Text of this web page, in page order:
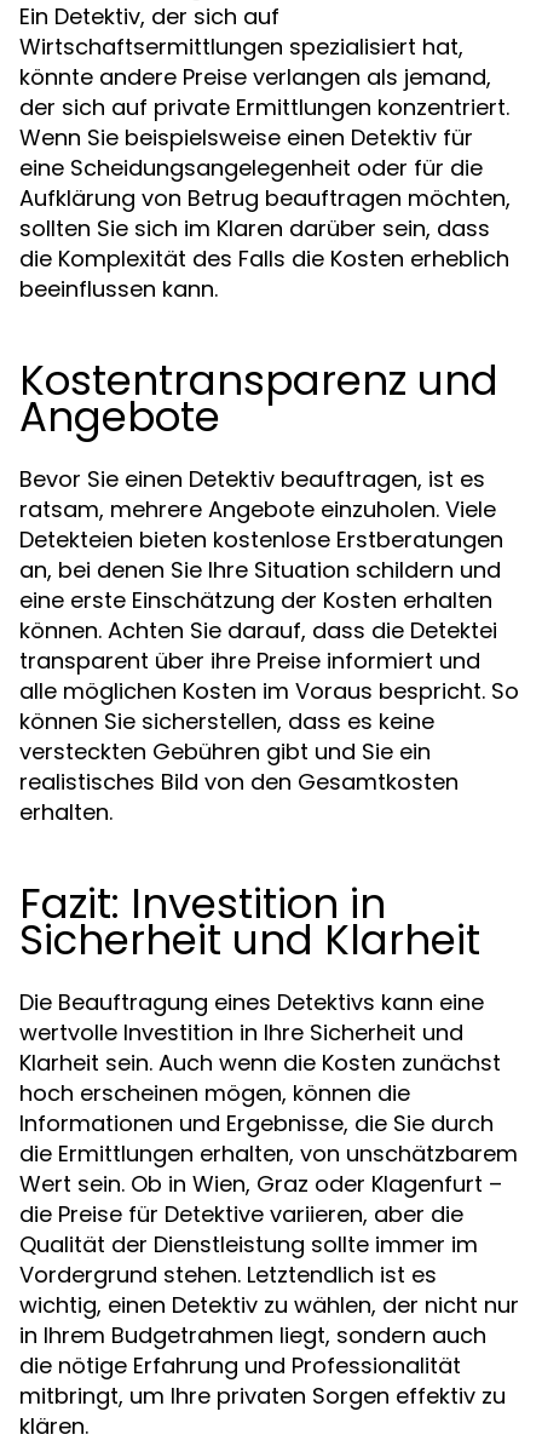
Ein Detektiv, der sich auf
Wirtschaftsermittlungen spezialisiert hat,
könnte andere Preise verlangen als jemand,
der sich auf private Ermittlungen konzentriert.
Wenn Sie beispielsweise einen Detektiv für
eine Scheidungsangelegenheit oder für die
Aufklärung von Betrug beauftragen möchten,
sollten Sie sich im Klaren darüber sein, dass
die Komplexität des Falls die Kosten erheblich
beeinflussen kann.
Kostentransparenz und
Angebote
Bevor Sie einen Detektiv beauftragen, ist es
ratsam, mehrere Angebote einzuholen. Viele
Detekteien bieten kostenlose Erstberatungen
an, bei denen Sie Ihre Situation schildern und
eine erste Einschätzung der Kosten erhalten
können. Achten Sie darauf, dass die Detektei
transparent über ihre Preise informiert und
alle möglichen Kosten im Voraus bespricht. So
können Sie sicherstellen, dass es keine
versteckten Gebühren gibt und Sie ein
realistisches Bild von den Gesamtkosten
erhalten.
Fazit: Investition in
Sicherheit und Klarheit
Die Beauftragung eines Detektivs kann eine
wertvolle Investition in Ihre Sicherheit und
Klarheit sein. Auch wenn die Kosten zunächst
hoch erscheinen mögen, können die
Informationen und Ergebnisse, die Sie durch
die Ermittlungen erhalten, von unschätzbarem
Wert sein. Ob in Wien, Graz oder Klagenfurt –
die Preise für Detektive variieren, aber die
Qualität der Dienstleistung sollte immer im
Vordergrund stehen. Letztendlich ist es
wichtig, einen Detektiv zu wählen, der nicht nur
in Ihrem Budgetrahmen liegt, sondern auch
die nötige Erfahrung und Professionalität
mitbringt, um Ihre privaten Sorgen effektiv zu
klären.